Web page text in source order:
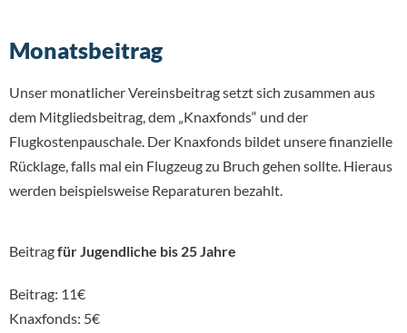
Monatsbeitrag
Unser monatlicher Vereinsbeitrag setzt sich zusammen aus
dem Mitgliedsbeitrag, dem „Knaxfonds“ und der
Flugkostenpauschale. Der Knaxfonds bildet unsere finanzielle
Rücklage, falls mal ein Flugzeug zu Bruch gehen sollte. Hieraus
werden beispielsweise Reparaturen bezahlt.
Beitragfür Jugendliche bis 25 Jahre
Beitrag: 11€
Knaxfonds: 5€